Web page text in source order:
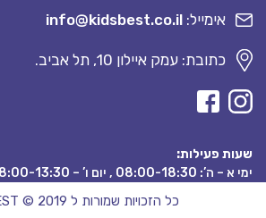
אימייל: info@kidsbest.co.il
כתובת: עמק איילון 10, תל אביב.
שעות פעילות:
ימי א – ה’: 08:00-18:30 , יום ו’ – 08:00-13:30
כל הזכויות שמורות ל KIDS BEST © 2019